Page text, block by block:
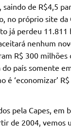
saindo de R$4,5
no próprio site da
já perdeu 11.811
nenhum
R$ 300 milhões
país somente
é ‘economizar’
pela Capes, em
de 2004, vemos